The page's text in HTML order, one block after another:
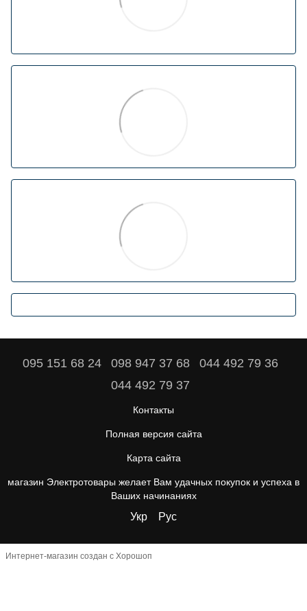
095 151 68 24 098 947 37 68
044 492 79 36
044 492 79 37
Контакты
Полная версия сайта
Карта сайта
магазин Электротовары желает Вам удачных покупок и успеха в
Ваших начинаниях
Укр Рус
Интернет-магазин создан с Хорошоп